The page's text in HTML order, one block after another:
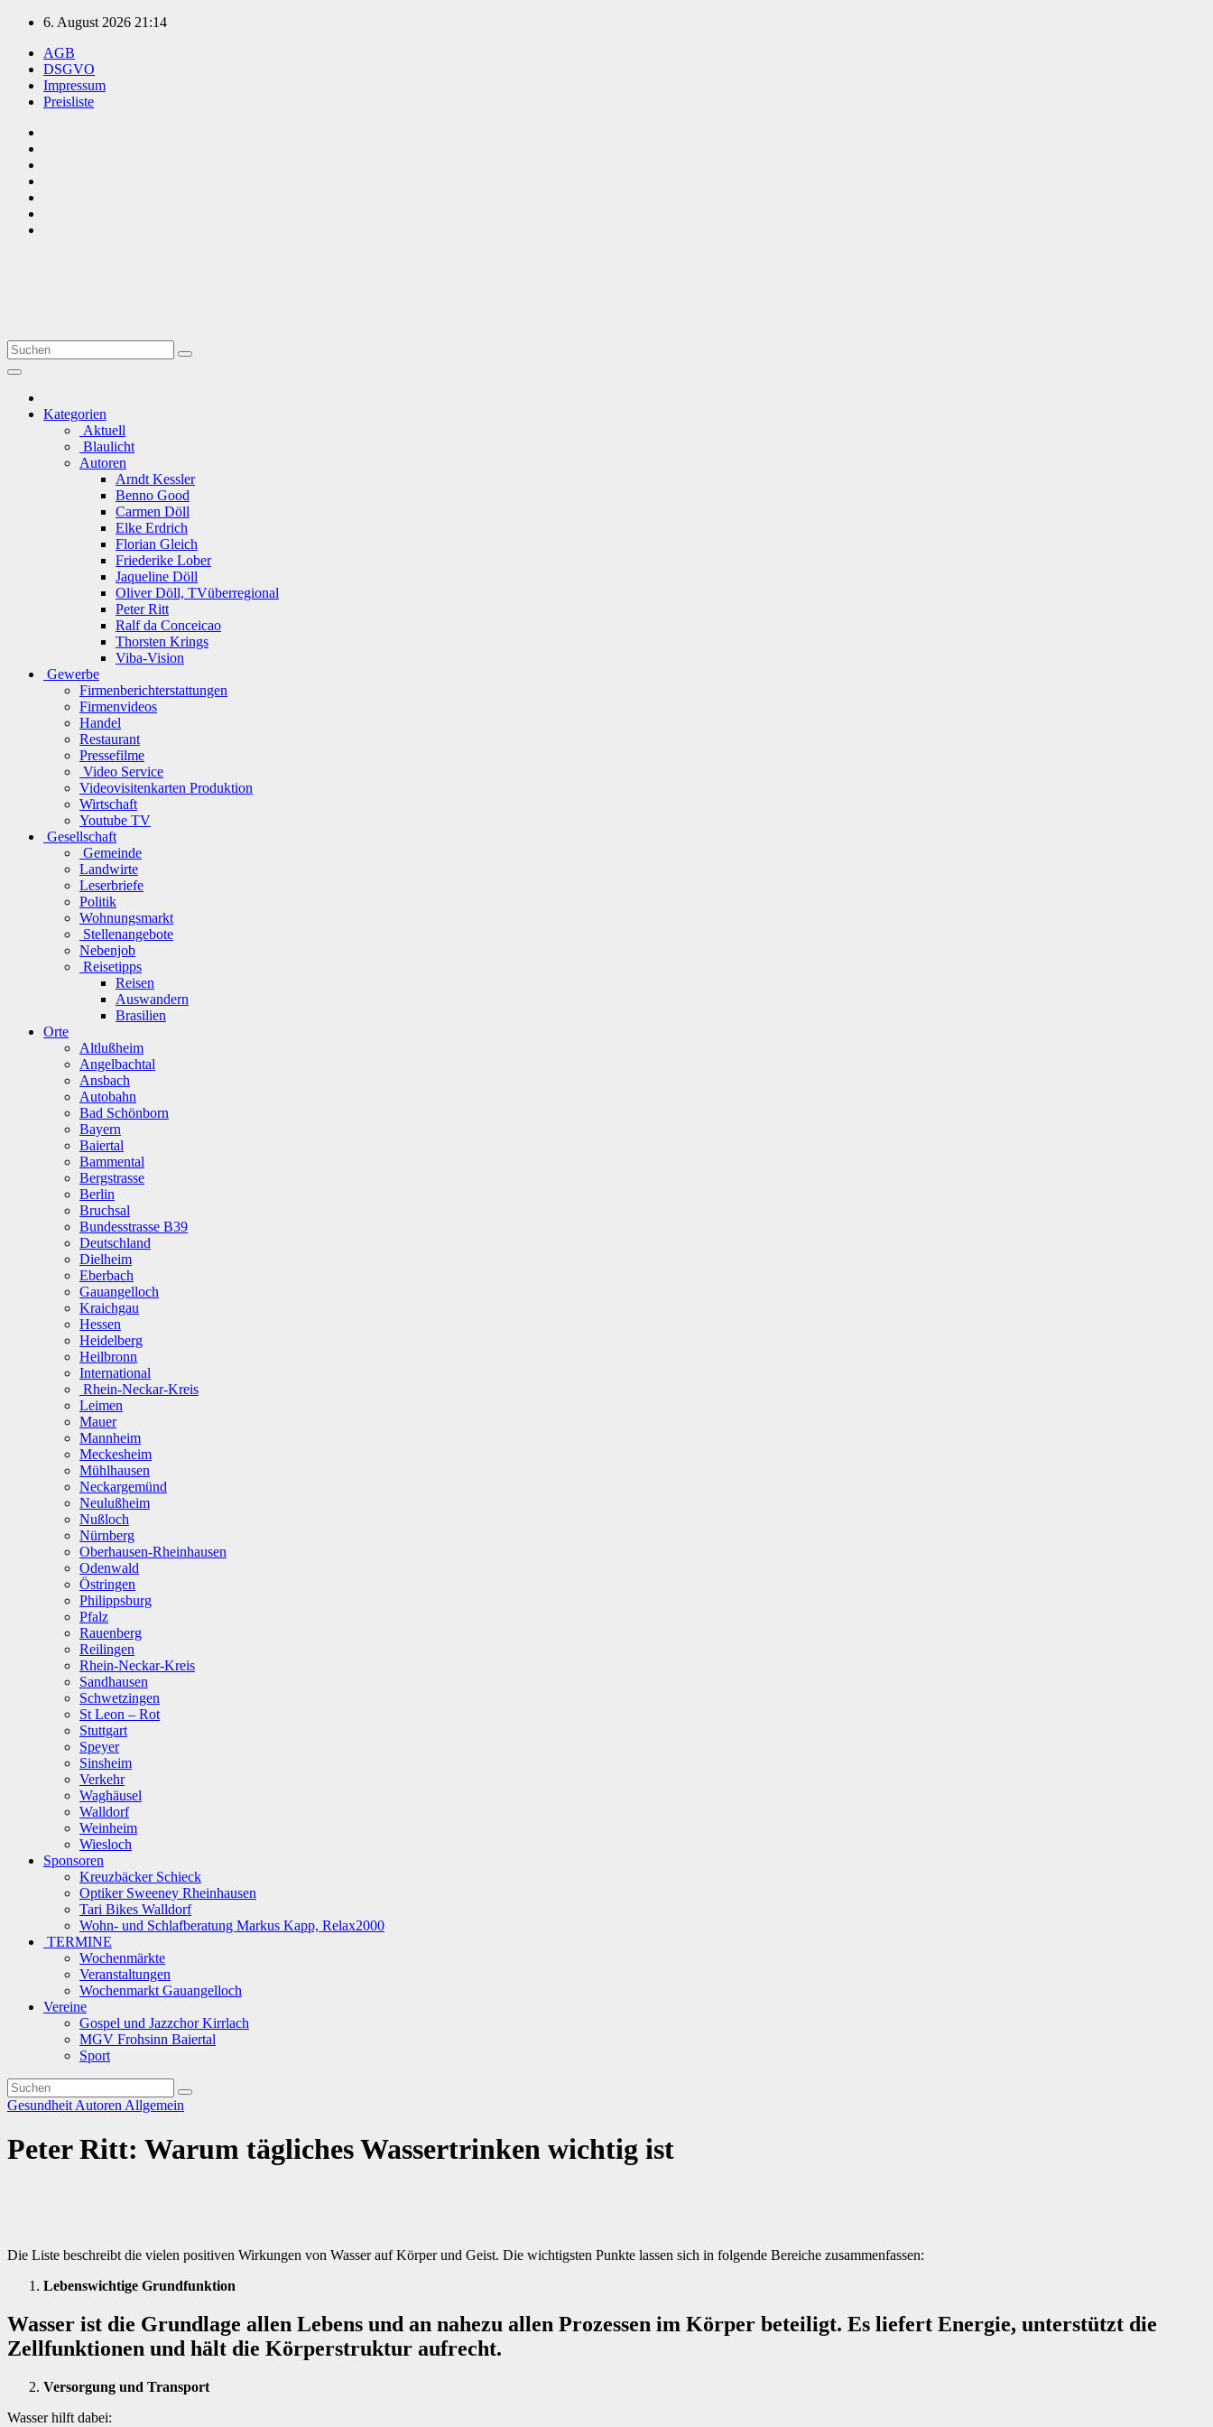
Zum
springen
6. August 2026 21:14
AGB
DSGVO
Impressum
Preisliste
Kategorien
Aktuell
Blaulicht
Autoren
Arndt Kessler
Benno Good
Carmen Döll
Elke Erdrich
Florian Gleich
Friederike Lober
Jaqueline Döll
Oliver Döll, TVüberregional
Peter Ritt
Ralf da Conceicao
Thorsten Krings
Viba-Vision
Gewerbe
Firmenberichterstattungen
Firmenvideos
Handel
Restaurant
Pressefilme
Video Service
Videovisitenkarten Produktion
Wirtschaft
Youtube TV
Gesellschaft
Gemeinde
Landwirte
Leserbriefe
Politik
Wohnungsmarkt
Stellenangebote
Nebenjob
Reisetipps
Reisen
Auswandern
Brasilien
Orte
Altlußheim
Angelbachtal
Ansbach
Autobahn
Bad Schönborn
Bayern
Baiertal
Bammental
Bergstrasse
Berlin
Bruchsal
Bundesstrasse B39
Deutschland
Dielheim
Eberbach
Gauangelloch
Kraichgau
Hessen
Heidelberg
Heilbronn
International
Rhein-Neckar-Kreis
Leimen
Mauer
Mannheim
Meckesheim
Mühlhausen
Neckargemünd
Neulußheim
Nußloch
Nürnberg
Oberhausen-Rheinhausen
Odenwald
Östringen
Philippsburg
Pfalz
Rauenberg
Reilingen
Rhein-Neckar-Kreis
Sandhausen
Schwetzingen
St Leon – Rot
Stuttgart
Speyer
Sinsheim
Verkehr
Waghäusel
Walldorf
Weinheim
Wiesloch
Sponsoren
Kreuzbäcker Schieck
Optiker Sweeney Rheinhausen
Tari Bikes Walldorf
Wohn- und Schlafberatung Markus Kapp, Relax2000
TERMINE
Wochenmärkte
Veranstaltungen
Wochenmarkt Gauangelloch
Vereine
Gospel und Jazzchor Kirrlach
MGV Frohsinn Baiertal
Sport
Gesundheit Autoren Allgemein
Peter Ritt: Warum tägliches Wassertrinken wichtig ist
Die Liste beschreibt die vielen positiven Wirkungen von Wasser auf Körper und Geist. Die wichtigsten Punkte lassen sich in folgende Bereiche zusammenfassen:
Lebenswichtige Grundfunktion
Wasser ist die Grundlage allen Lebens und an nahezu allen Prozessen im Körper beteiligt. Es liefert Energie, unterstützt die
Zellfunktionen und hält die Körperstruktur aufrecht.
Versorgung und Transport
Wasser hilft dabei: